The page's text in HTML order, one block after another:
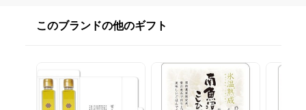
このブランドの他のギフト